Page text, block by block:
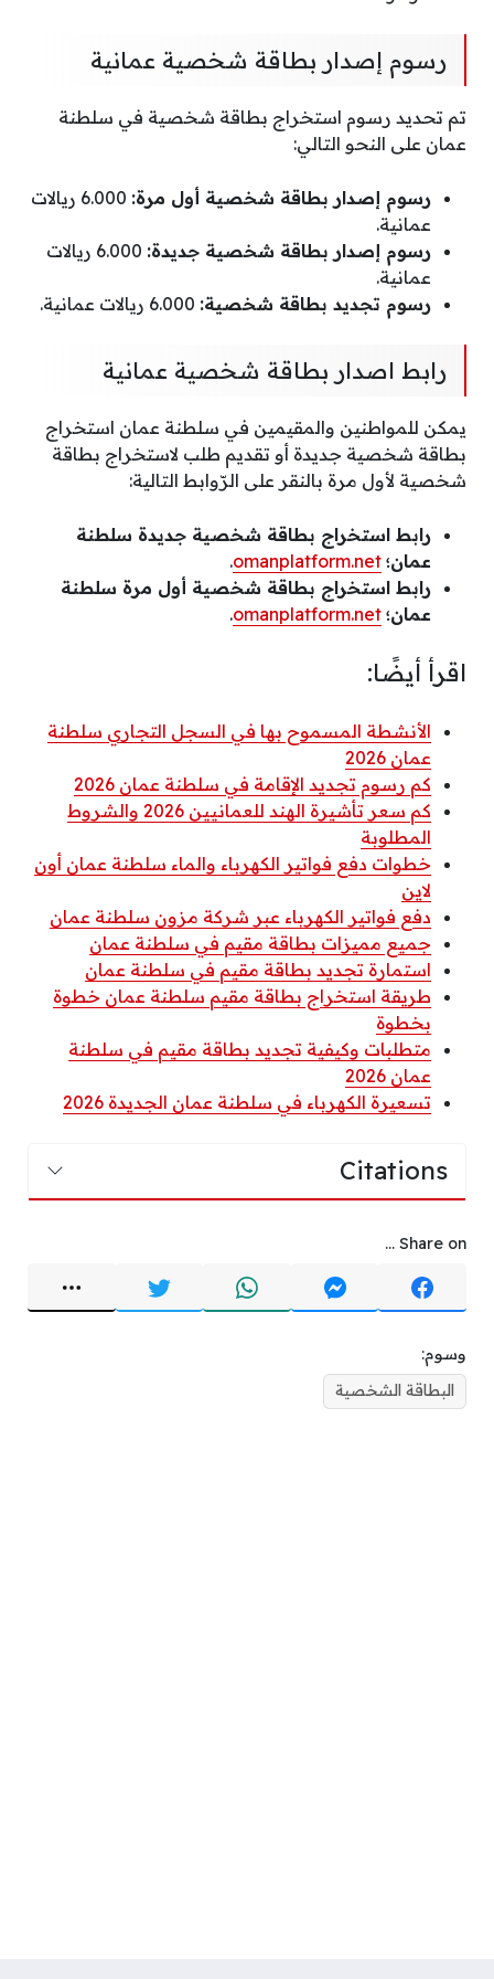
رسوم إصدار بطاقة شخصية عمانية
تم تحديد رسوم استخراج بطاقة شخصية في سلطنة
عمان على النحو التالي:
رسوم إصدار بطاقة شخصية أول مرة:
6.000 ريالات
عمانية.
رسوم إصدار بطاقة شخصية جديدة:
6.000 ريالات
عمانية.
رسوم تجديد بطاقة شخصية:
رابط اصدار بطاقة شخصية عمانية
يمكن للمواطنين والمقيمين في سلطنة عمان استخراج
بطاقة شخصية جديدة أو تقديم طلب لاستخراج بطاقة
شخصية لأول مرة بالنقر على الرّوابط التالية:
رابط استخراج بطاقة شخصية جديدة سلطنة
عمان؛ omanplatform.net
.
رابط استخراج بطاقة شخصية أول مرة سلطنة
عمان؛ omanplatform.net
.
اقرأ أيضًا:
الأنشطة المسموح بها في السجل التجاري سلطنة
عمان 2026
كم رسوم تجديد الإقامة في سلطنة عمان 2026
كم سعر تأشيرة الهند للعمانيين 2026 والشروط
المطلوبة
خطوات دفع فواتير الكهرباء والماء سلطنة عمان أون
لاين
دفع فواتير الكهرباء عبر شركة مزون سلطنة عمان
جميع مميزات بطاقة مقيم في سلطنة عمان
استمارة تجديد بطاقة مقيم في سلطنة عمان
طريقة استخراج بطاقة مقيم سلطنة عمان خطوة
بخطوة
متطلبات وكيفية تجديد بطاقة مقيم في سلطنة
عمان 2026
تسعيرة الكهرباء في سلطنة عمان الجديدة 2026
Citations
Share on ...
وسوم:
البطاقة الشخصية